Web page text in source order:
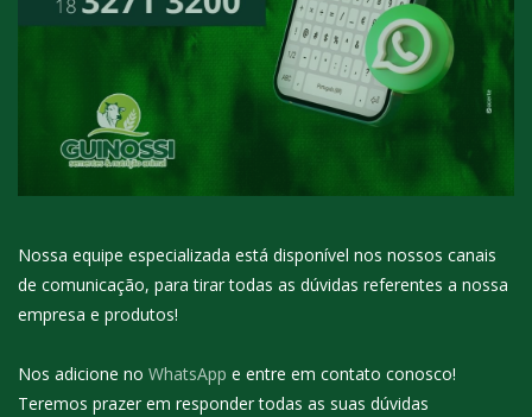
Nossa equipe especializada está disponível nos nossos canais
de comunicação, para tirar todas as dúvidas referentes a nossa
empresa e produtos!
Nos adicione no WhatsApp e entre em contato conosco!
Teremos prazer em responder todas as suas dúvidas